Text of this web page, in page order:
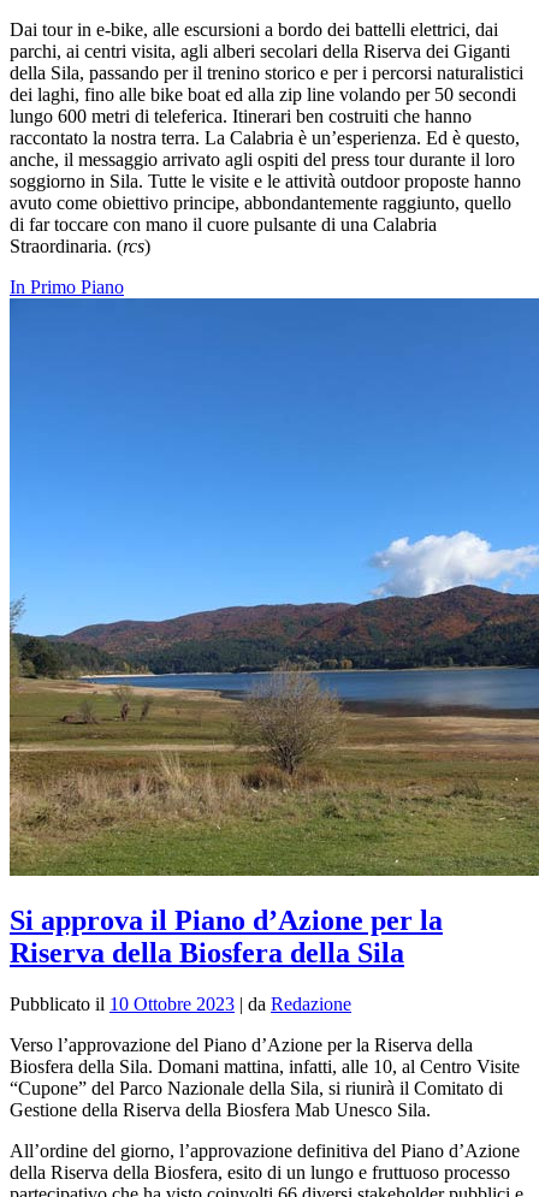
Dai tour in e-bike, alle escursioni a bordo dei battelli elettrici, dai
parchi, ai centri visita, agli alberi secolari della Riserva dei Giganti
della Sila, passando per il trenino storico e per i percorsi naturalistici
dei laghi, fino alle bike boat ed alla zip line volando per 50 secondi
lungo 600 metri di teleferica. Itinerari ben costruiti che hanno
raccontato la nostra terra. La Calabria è un’esperienza. Ed è questo,
anche, il messaggio arrivato agli ospiti del press tour durante il loro
soggiorno in Sila. Tutte le visite e le attività outdoor proposte hanno
avuto come obiettivo principe, abbondantemente raggiunto, quello
di far toccare con mano il cuore pulsante di una Calabria
Straordinaria. (rcs)
In Primo Piano
Si approva il Piano d’Azione per la
Riserva della Biosfera della Sila
Pubblicato il 10 Ottobre 2023 | da Redazione
Verso l’approvazione del Piano d’Azione per la Riserva della
Biosfera della Sila. Domani mattina, infatti, alle 10, al Centro Visite
“Cupone” del Parco Nazionale della Sila, si riunirà il Comitato di
Gestione della Riserva della Biosfera Mab Unesco Sila.
All’ordine del giorno, l’approvazione definitiva del Piano d’Azione
della Riserva della Biosfera, esito di un lungo e fruttuoso processo